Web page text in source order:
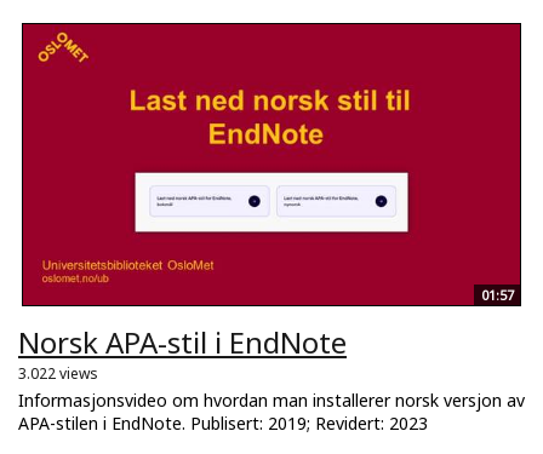
01:57
Norsk APA-stil i EndNote
3.022 views
Informasjonsvideo om hvordan man installerer norsk versjon av
APA-stilen i EndNote. Publisert: 2019; Revidert: 2023